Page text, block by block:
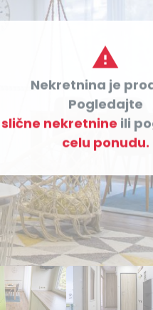

Nekretnina je
Pogledajte
slične nekretnine ili
celu ponudu.